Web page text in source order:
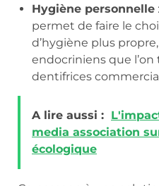
Hygiène personnelle
permet de faire le
d’hygiène plus
endocriniens que
dentifrices
A lire aussi :
media association
écologique